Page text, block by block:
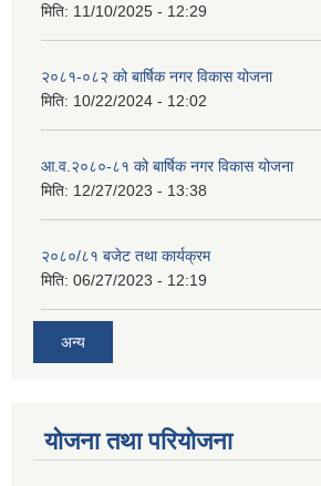
मिति: 11/10/2025 - 12:29
२०८१-०८२ को बार्षिक नगर विकास योजना
मिति: 10/22/2024 - 12:02
आ.व.२०८०-८१ को बार्षिक नगर विकास योजना
मिति: 12/27/2023 - 13:38
२०८०/८१ बजेट तथा कार्यक्रम
मिति: 06/27/2023 - 12:19
अन्य
योजना तथा परियोजना